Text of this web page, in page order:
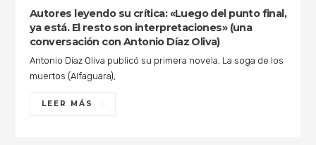
Autores leyendo su crítica: «Luego del punto final,
ya está. El resto son interpretaciones» (una
conversación con Antonio Díaz Oliva)
Antonio Díaz Oliva publicó su primera novela, La soga de los
muertos (Alfaguara),
LEER MÁS